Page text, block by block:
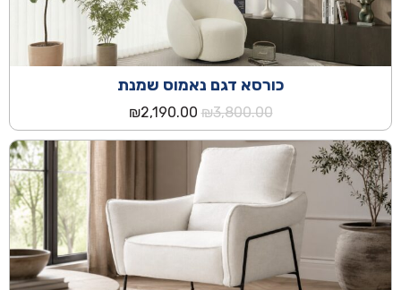
כורסא דגם נאמוס שמנת
₪3,800.00
המחיר
המקורי
היה:
₪2,190.00
הנוכחי
הוא:
₪2,190.00.